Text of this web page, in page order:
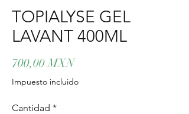
TOPIALYSE GEL
LAVANT 400ML
700,00 MXNPrecio
Impuesto incluido
Cantidad *